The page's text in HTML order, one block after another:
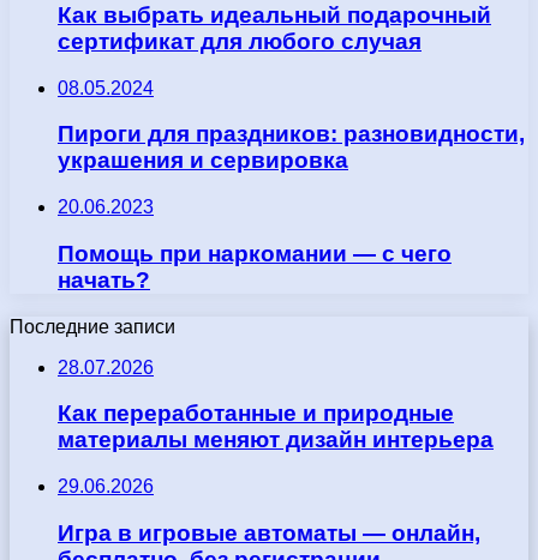
Как выбрать идеальный подарочный
сертификат для любого случая
08.05.2024
Пироги для праздников: разновидности,
украшения и сервировка
20.06.2023
Помощь при наркомании — с чего
начать?
Последние записи
28.07.2026
Как переработанные и природные
материалы меняют дизайн интерьера
29.06.2026
Игра в игровые автоматы — онлайн,